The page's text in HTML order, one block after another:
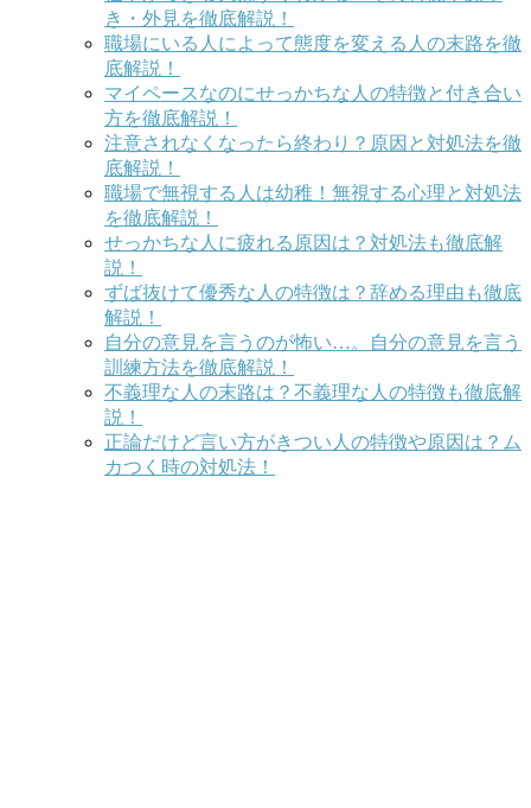
き・外見を徹底解説！
職場にいる人によって態度を変える人の末路を徹
底解説！
マイペースなのにせっかちな人の特徴と付き合い
方を徹底解説！
注意されなくなったら終わり？原因と対処法を徹
底解説！
職場で無視する人は幼稚！無視する心理と対処法
を徹底解説！
せっかちな人に疲れる原因は？対処法も徹底解
説！
ずば抜けて優秀な人の特徴は？辞める理由も徹底
解説！
自分の意見を言うのが怖い…。自分の意見を言う
訓練方法を徹底解説！
不義理な人の末路は？不義理な人の特徴も徹底解
説！
正論だけど言い方がきつい人の特徴や原因は？ム
カつく時の対処法！